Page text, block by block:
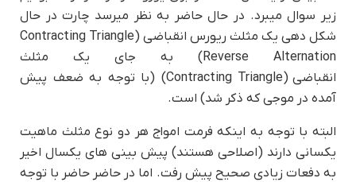
زیر سوال میبرد. در حال حاضر به نظر میرسد چارت در حال
شکل دهی یک مثلث ریورس انقباضی (Contracting Triangle
Reverse Alternation) به جای یک مثلث
انقباضی (Contracting Triangle) (با توجه به ضعف پیش
آمده در موجی که ذکر شد) است.
البته با توجه به اینکه فرمت امواج هر دو نوع مثلث ماهیت
یکسانی دارند (اصلاحی هستند) پیش بینی های یکسال اخیر
به دفعات زیادی صحیح پیش رفت. اما در حاضر حاضر با توجه